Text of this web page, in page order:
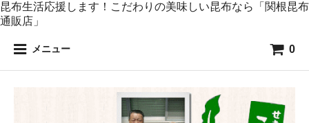
昆布生活応援します！こだわりの美味しい昆布なら「関根昆布
通販店」
メニュー 0